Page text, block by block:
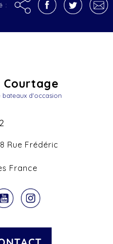
:
Courtage
d'occasion
Rue Frédéric
France